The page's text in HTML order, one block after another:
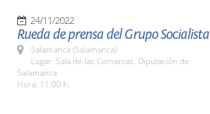
24/11/2022
Rueda de prensa del Grupo Socialista
Salamanca (Salamanca)
Lugar: Sala de las Comarcas. Diputación de
Salamanca
Hora: 11:00 h.